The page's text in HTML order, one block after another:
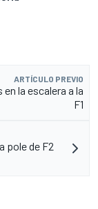
ARTÍCULO PREVIO
la escalera a la
F1
pole de F2